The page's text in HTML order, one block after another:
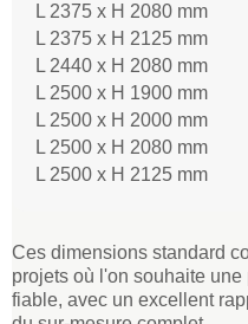
L 2375 x H 2080 mm
L 2375 x H 2125 mm
L 2440 x H 2080 mm
L 2500 x H 1900 mm
L 2500 x H 2000 mm
L 2500 x H 2080 mm
L 2500 x H 2125 mm
Ces dimensions standard
projets où l'on souhaite
fiable, avec un excellent